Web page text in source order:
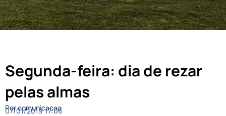
Segunda-feira: dia de rezar
pelas almas
Por comunicacao
07/01/2019 17:06